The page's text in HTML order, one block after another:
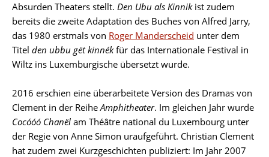
Absurden Theaters stellt. Den Ubu als Kinnikist zudem
bereits die zweite Adaptation des Buches von Alfred Jarry,
das 1980 erstmals von Roger Manderscheid unter dem
Titel den ubbu gët kinnékfür das Internationale Festival in
Wiltz ins Luxemburgische übersetzt wurde.
2016 erschien eine überarbeitete Version des Dramas von
Clement in der ReiheAmphitheater. Im gleichen Jahr wurde
Cocóóó Chanël am Théâtre national du Luxembourg unter
der Regie von Anne Simon uraufgeführt. Christian Clement
hat zudem zwei Kurzgeschichten publiziert: Im Jahr 2007